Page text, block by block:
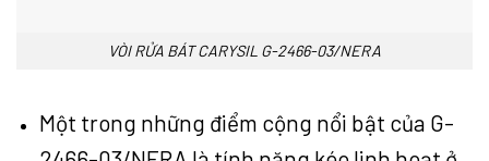
VÒI RỬA BÁT CARYSIL G-2466-03/NERA
Một trong những điểm cộng nổi bật của G-